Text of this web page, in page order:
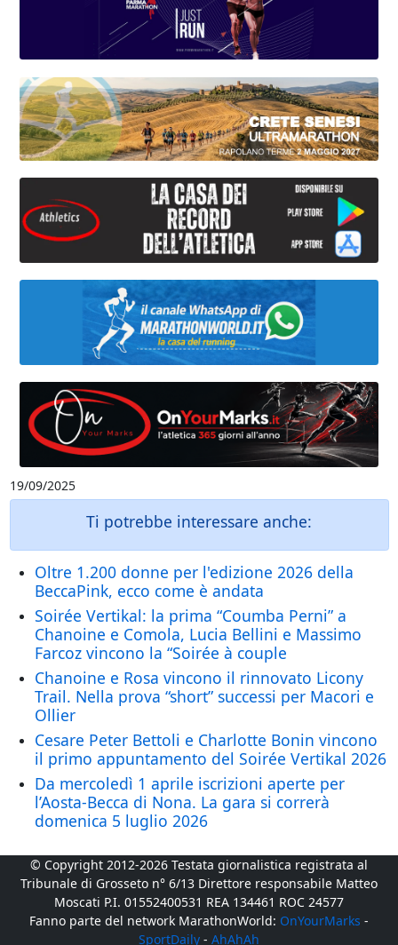
19/09/2025
Ti potrebbe interessare anche:
Oltre 1.200 donne per l'edizione 2026 della
BeccaPink, ecco come è andata
Soirée Vertikal: la prima “Coumba Perni” a
Chanoine e Comola, Lucia Bellini e Massimo
Farcoz vincono la “Soirée à couple
Chanoine e Rosa vincono il rinnovato Licony
Trail. Nella prova “short” successi per Macori e
Ollier
Cesare Peter Bettoli e Charlotte Bonin vincono
il primo appuntamento del Soirée Vertikal 2026
Da mercoledì 1 aprile iscrizioni aperte per
l’Aosta-Becca di Nona. La gara si correrà
domenica 5 luglio 2026
© Copyright 2012-2026 Testata giornalistica registrata al
Tribunale di Grosseto n° 6/13 Direttore responsabile Matteo
Moscati P.I. 01552400531 REA 134461 ROC 24577
Fanno parte del network MarathonWorld: OnYourMarks -
SportDaily - AhAhAh